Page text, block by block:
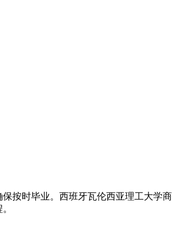
按时毕业。西班牙瓦伦西亚理工大学